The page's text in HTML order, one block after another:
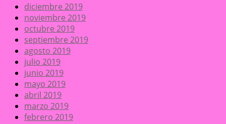
diciembre 2019
noviembre 2019
octubre 2019
septiembre 2019
agosto 2019
julio 2019
junio 2019
mayo 2019
abril 2019
marzo 2019
febrero 2019